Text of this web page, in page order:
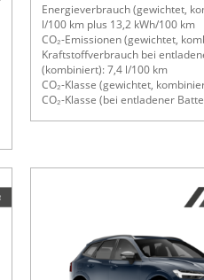
Energieverbrauch (gewichtet,
l/100 km plus 13,2 kWh/100 km
CO₂-Emissionen (gewichtet,
Kraftstoffverbrauch bei
(kombiniert): 7,4 l/100 km
CO₂-Klasse (gewichtet,
CO₂-Klasse (bei entladener